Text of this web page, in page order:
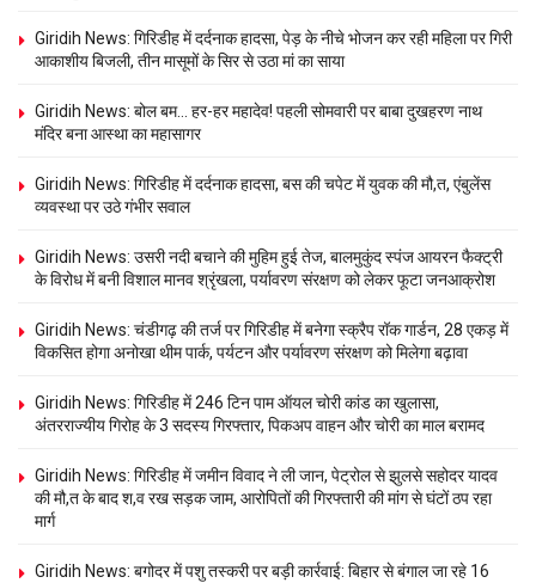
Giridih News: गिरिडीह में दर्दनाक हादसा, पेड़ के नीचे भोजन कर रही महिला पर गिरी
आकाशीय बिजली, तीन मासूमों के सिर से उठा मां का साया
Giridih News: बोल बम… हर-हर महादेव! पहली सोमवारी पर बाबा दुखहरण नाथ
मंदिर बना आस्था का महासागर
Giridih News: गिरिडीह में दर्दनाक हादसा, बस की चपेट में युवक की मौ,त, एंबुलेंस
व्यवस्था पर उठे गंभीर सवाल
Giridih News: उसरी नदी बचाने की मुहिम हुई तेज, बालमुकुंद स्पंज आयरन फैक्ट्री
के विरोध में बनी विशाल मानव श्रृंखला, पर्यावरण संरक्षण को लेकर फूटा जनआक्रोश
Giridih News: चंडीगढ़ की तर्ज पर गिरिडीह में बनेगा स्क्रैप रॉक गार्डन, 28 एकड़ में
विकसित होगा अनोखा थीम पार्क, पर्यटन और पर्यावरण संरक्षण को मिलेगा बढ़ावा
Giridih News: गिरिडीह में 246 टिन पाम ऑयल चोरी कांड का खुलासा,
अंतरराज्यीय गिरोह के 3 सदस्य गिरफ्तार, पिकअप वाहन और चोरी का माल बरामद
Giridih News: गिरिडीह में जमीन विवाद ने ली जान, पेट्रोल से झुलसे सहोदर यादव
की मौ,त के बाद श,व रख सड़क जाम, आरोपितों की गिरफ्तारी की मांग से घंटों ठप रहा
मार्ग
Giridih News: बगोदर में पशु तस्करी पर बड़ी कार्रवाई: बिहार से बंगाल जा रहे 16